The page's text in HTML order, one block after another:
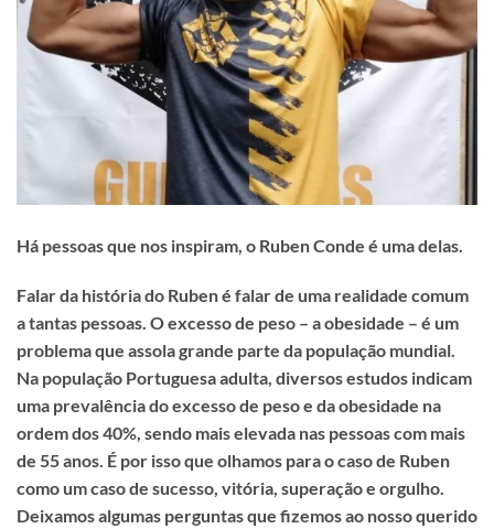
Há pessoas que nos inspiram, o Ruben Conde é uma delas.
Falar da história do Ruben é falar de uma realidade comum
a tantas pessoas. O excesso de peso – a obesidade – é um
problema que assola grande parte da população mundial.
Na população Portuguesa adulta, diversos estudos indicam
uma prevalência do excesso de peso e da obesidade na
ordem dos 40%, sendo mais elevada nas pessoas com mais
de 55 anos. É por isso que olhamos para o caso de Ruben
como um caso de sucesso, vitória, superação e orgulho.
Deixamos algumas perguntas que fizemos ao nosso querido